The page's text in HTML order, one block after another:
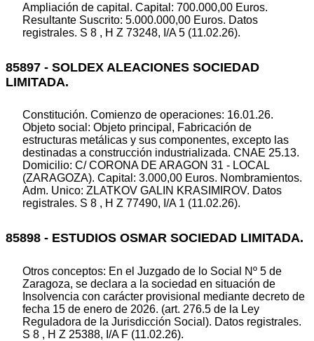
Ampliación de capital. Capital: 700.000,00 Euros.
Resultante Suscrito: 5.000.000,00 Euros. Datos
registrales. S 8 , H Z 73248, I/A 5 (11.02.26).
85897 - SOLDEX ALEACIONES SOCIEDAD
LIMITADA.
Constitución. Comienzo de operaciones: 16.01.26.
Objeto social: Objeto principal, Fabricación de
estructuras metálicas y sus componentes, excepto las
destinadas a construcción industrializada. CNAE 25.13.
Domicilio: C/ CORONA DE ARAGON 31 - LOCAL
(ZARAGOZA). Capital: 3.000,00 Euros. Nombramientos.
Adm. Unico: ZLATKOV GALIN KRASIMIROV. Datos
registrales. S 8 , H Z 77490, I/A 1 (11.02.26).
85898 - ESTUDIOS OSMAR SOCIEDAD LIMITADA.
Otros conceptos: En el Juzgado de lo Social Nº 5 de
Zaragoza, se declara a la sociedad en situación de
Insolvencia con carácter provisional mediante decreto de
fecha 15 de enero de 2026. (art. 276.5 de la Ley
Reguladora de la Jurisdicción Social). Datos registrales.
S 8 , H Z 25388, I/A F (11.02.26).